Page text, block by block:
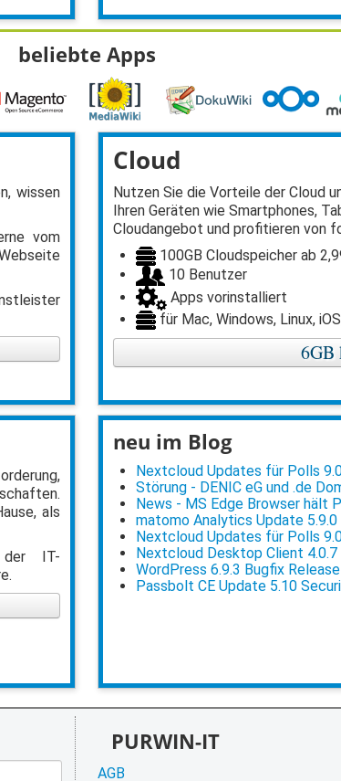
beliebte Apps
wissen
vom
Cloud
Nutzen Sie die Vorteile der Cloud
Ihren Geräten wie Smartphones,
Cloudangebot und profitieren von
100GB Cloudspeicher ab
10 Benutzer
Apps vorinstalliert
für Mac, Windows, Linux,
6GB
als
der IT-
neu im Blog
Nextcloud Updates für Polls
Störung - DENIC eG und .de
News - MS Edge Browser hält
matomo Analytics Update 5.9.0
Nextcloud Updates für Polls
Nextcloud Desktop Client 4.0.7
WordPress 6.9.3 Bugfix Release
Passbolt CE Update 5.10
PURWIN-IT
AGB